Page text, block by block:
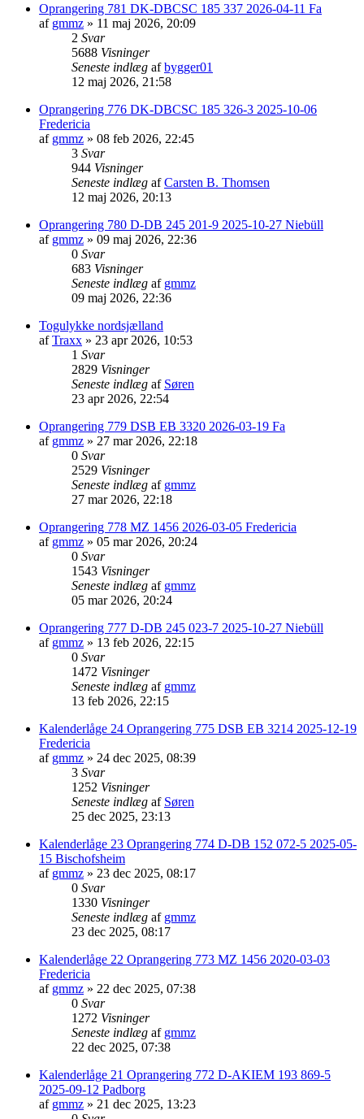
Oprangering 781 DK-DBCSC 185 337 2026-04-11 Fa
af gmmz » 11 maj 2026, 20:09
2 Svar
5688 Visninger
Seneste indlæg afbygger01
12 maj 2026, 21:58
Oprangering 776 DK-DBCSC 185 326-3 2025-10-06
Fredericia
af gmmz » 08 feb 2026, 22:45
3 Svar
944 Visninger
Seneste indlæg afCarsten B. Thomsen
12 maj 2026, 20:13
Oprangering 780 D-DB 245 201-9 2025-10-27 Niebüll
af gmmz » 09 maj 2026, 22:36
0 Svar
683 Visninger
Seneste indlæg af gmmz
09 maj 2026, 22:36
Togulykke nordsjælland
afTraxx » 23 apr 2026, 10:53
1 Svar
2829 Visninger
Seneste indlæg af Søren
23 apr 2026, 22:54
Oprangering 779 DSB EB 3320 2026-03-19 Fa
af gmmz » 27 mar 2026, 22:18
0 Svar
2529 Visninger
Seneste indlæg af gmmz
27 mar 2026, 22:18
Oprangering 778 MZ 1456 2026-03-05 Fredericia
af gmmz » 05 mar 2026, 20:24
0 Svar
1543 Visninger
Seneste indlæg af gmmz
05 mar 2026, 20:24
Oprangering 777 D-DB 245 023-7 2025-10-27 Niebüll
af gmmz » 13 feb 2026, 22:15
0 Svar
1472 Visninger
Seneste indlæg af gmmz
13 feb 2026, 22:15
Kalenderlåge 24 Oprangering 775 DSB EB 3214 2025-12-19
Fredericia
af gmmz » 24 dec 2025, 08:39
3 Svar
1252 Visninger
Seneste indlæg af Søren
25 dec 2025, 23:13
Kalenderlåge 23 Oprangering 774 D-DB 152 072-5 2025-05-
15 Bischofsheim
af gmmz » 23 dec 2025, 08:17
0 Svar
1330 Visninger
Seneste indlæg af gmmz
23 dec 2025, 08:17
Kalenderlåge 22 Oprangering 773 MZ 1456 2020-03-03
Fredericia
af gmmz » 22 dec 2025, 07:38
0 Svar
1272 Visninger
Seneste indlæg af gmmz
22 dec 2025, 07:38
Kalenderlåge 21 Oprangering 772 D-AKIEM 193 869-5
2025-09-12 Padborg
af gmmz » 21 dec 2025, 13:23